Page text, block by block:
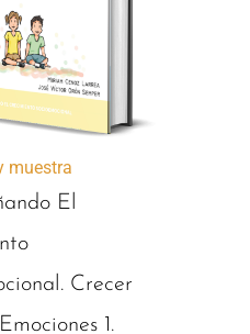
muestra
El
Crecer
1.